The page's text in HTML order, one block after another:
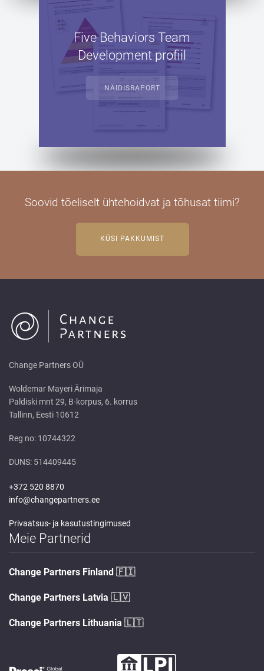
Five Behaviors Team
Development profiil
NÄIDISRAPORT
Soovid tõeliselt ühtehoidvat ja tõhusat tiimi?
KÜSI PAKKUMIST
Change Partners OÜ
Woldemar Mayeri Ärimaja
Paldiski mnt 29, B-korpus, 6. korrus
Tallinn, Eesti 10612
Reg no: 10744322
DUNS: 514409445
+372 520 8870
info@changepartners.ee
Privaatsus- ja kasutustingimused
Meie Partnerid
Change Partners Finland 🇫🇮
Change Partners Latvia 🇱🇻
Change Partners Lithuania 🇱🇹